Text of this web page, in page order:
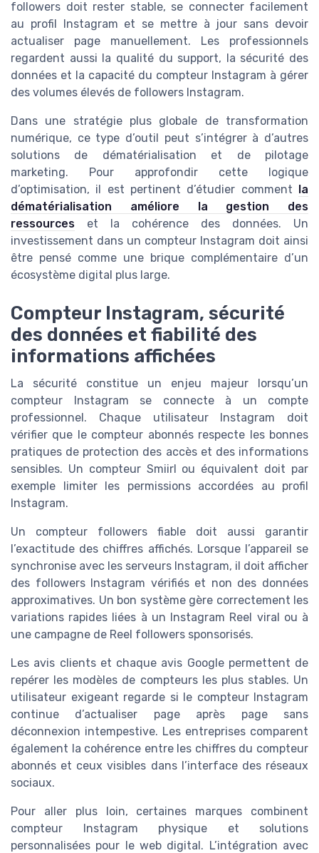
followers doit rester stable, se connecter facilement
au profil Instagram et se mettre à jour sans devoir
actualiser page manuellement. Les professionnels
regardent aussi la qualité du support, la sécurité des
données et la capacité du compteur Instagram à gérer
des volumes élevés de followers Instagram.
Dans une stratégie plus globale de transformation
numérique, ce type d’outil peut s’intégrer à d’autres
solutions de dématérialisation et de pilotage
marketing. Pour approfondir cette logique
d’optimisation, il est pertinent d’étudier comment la
dématérialisation améliore la gestion des
ressources et la cohérence des données. Un
investissement dans un compteur Instagram doit ainsi
être pensé comme une brique complémentaire d’un
écosystème digital plus large.
Compteur Instagram, sécurité
des données et fiabilité des
informations affichées
La sécurité constitue un enjeu majeur lorsqu’un
compteur Instagram se connecte à un compte
professionnel. Chaque utilisateur Instagram doit
vérifier que le compteur abonnés respecte les bonnes
pratiques de protection des accès et des informations
sensibles. Un compteur Smiirl ou équivalent doit par
exemple limiter les permissions accordées au profil
Instagram.
Un compteur followers fiable doit aussi garantir
l’exactitude des chiffres affichés. Lorsque l’appareil se
synchronise avec les serveurs Instagram, il doit afficher
des followers Instagram vérifiés et non des données
approximatives. Un bon système gère correctement les
variations rapides liées à un Instagram Reel viral ou à
une campagne de Reel followers sponsorisés.
Les avis clients et chaque avis Google permettent de
repérer les modèles de compteurs les plus stables. Un
utilisateur exigeant regarde si le compteur Instagram
continue d’actualiser page après page sans
déconnexion intempestive. Les entreprises comparent
également la cohérence entre les chiffres du compteur
abonnés et ceux visibles dans l’interface des réseaux
sociaux.
Pour aller plus loin, certaines marques combinent
compteur Instagram physique et solutions
personnalisées pour le web digital. L’intégration avec